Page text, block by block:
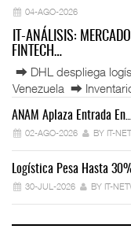
04-AGO-2026
IT-ANÁLISIS:
FINTECH…
⮕ DHL despliega
Venezuela ⮕
ANAM Aplaza Entrada En…
02-AGO-2026 BY IT-
Logística Pesa Hasta
30-JUL-2026 BY IT-